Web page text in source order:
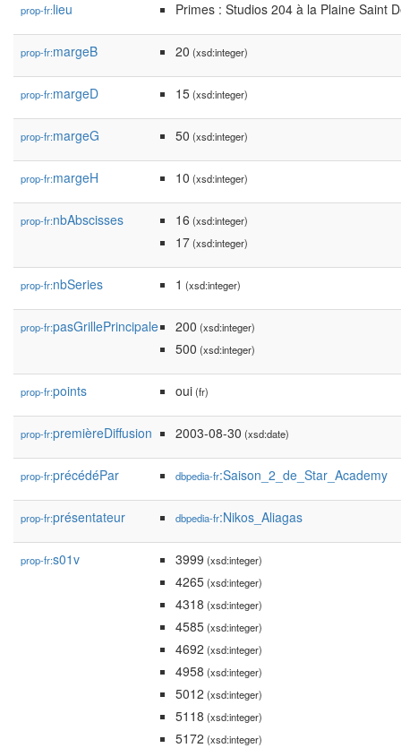
prop-fr:lieu Primes : Studios 204 à la Plaine Saint
prop-fr:margeB 20 (xsd:integer)
prop-fr:margeD 15(xsd:integer)
prop-fr:margeG 50 (xsd:integer)
prop-fr:margeH 10 (xsd:integer)
prop-fr:nbAbscisses 16 (xsd:integer)
17(xsd:integer)
prop-fr:nbSeries 1 (xsd:integer)
prop-fr:pasGrillePrincipale 200 (xsd:integer)
500 (xsd:integer)
prop-fr:points oui(fr)
prop-fr:premièreDiffusion 2003-08-30 (xsd:date)
prop-fr:précédéPar dbpedia-fr:Saison_2_de_Star_Academy
prop-fr:présentateur dbpedia-fr:Nikos_Aliagas
prop-fr:s01v 3999 (xsd:integer)
4265(xsd:integer)
4318 (xsd:integer)
4585(xsd:integer)
4692 (xsd:integer)
4958 (xsd:integer)
5012 (xsd:integer)
5118 (xsd:integer)
5172 (xsd:integer)